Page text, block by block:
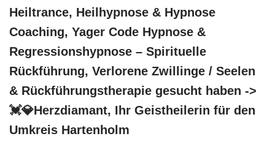
Heiltrance, Heilhypnose & Hypnose
Coaching, Yager Code Hypnose &
Regressionshypnose – Spirituelle
Rückführung, Verlorene Zwillinge / Seelen
& Rückführungstherapie gesucht haben ->
💓️💎Herzdiamant, Ihr Geistheilerin für den
Umkreis Hartenholm